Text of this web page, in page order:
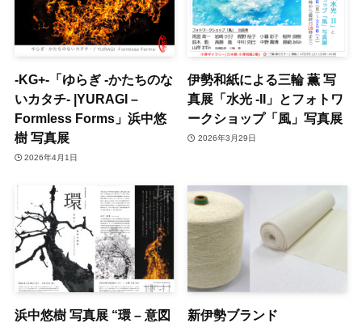
-KG+-「ゆらぎ -かたちのな
いカタチ- |YURAGI –
Formless Forms」浜中悠
樹 写真展
2026年4月1日
伊勢和紙による三輪 薫 写
真展「水光 -II」とフォトワ
ークショップ「風」写真展
2026年3月29日
浜中悠樹 写真展 “環 – 意図
新伊勢ブランド